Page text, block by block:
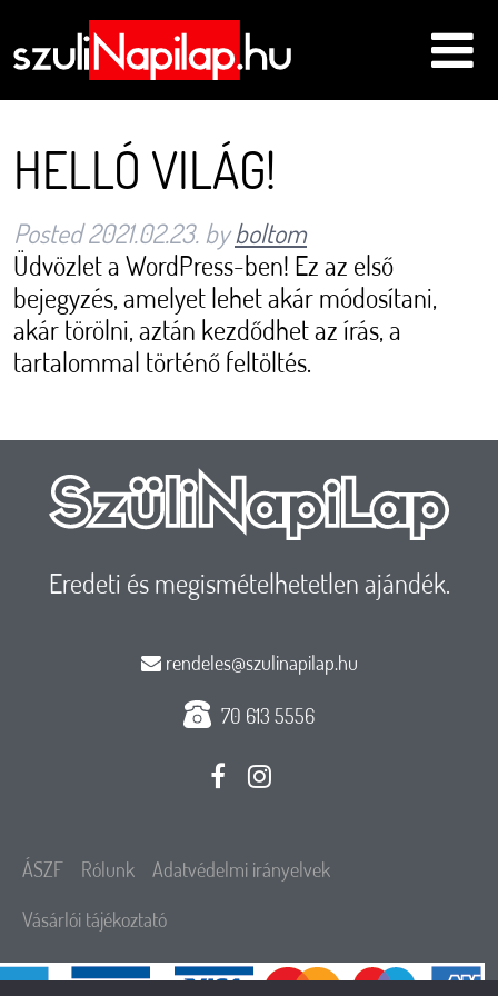
HELLÓ VILÁG!
Posted2021.02.23. by boltom
Üdvözlet a WordPress-ben! Ez az első
bejegyzés, amelyet lehet akár módosítani,
akár törölni, aztán kezdődhet az írás, a
tartalommal történő feltöltés.
Eredeti és megismételhetetlen ajándék.
rendeles@szulinapilap.hu
70 613 5556
ÁSZF Rólunk Adatvédelmi irányelvek
Vásárlói tájékoztató